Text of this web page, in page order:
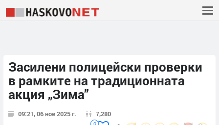
Засилени полицейски проверки
в рамките на традиционната
акция „Зима”
09:21, 06 ное 2025 г. 7,280
0